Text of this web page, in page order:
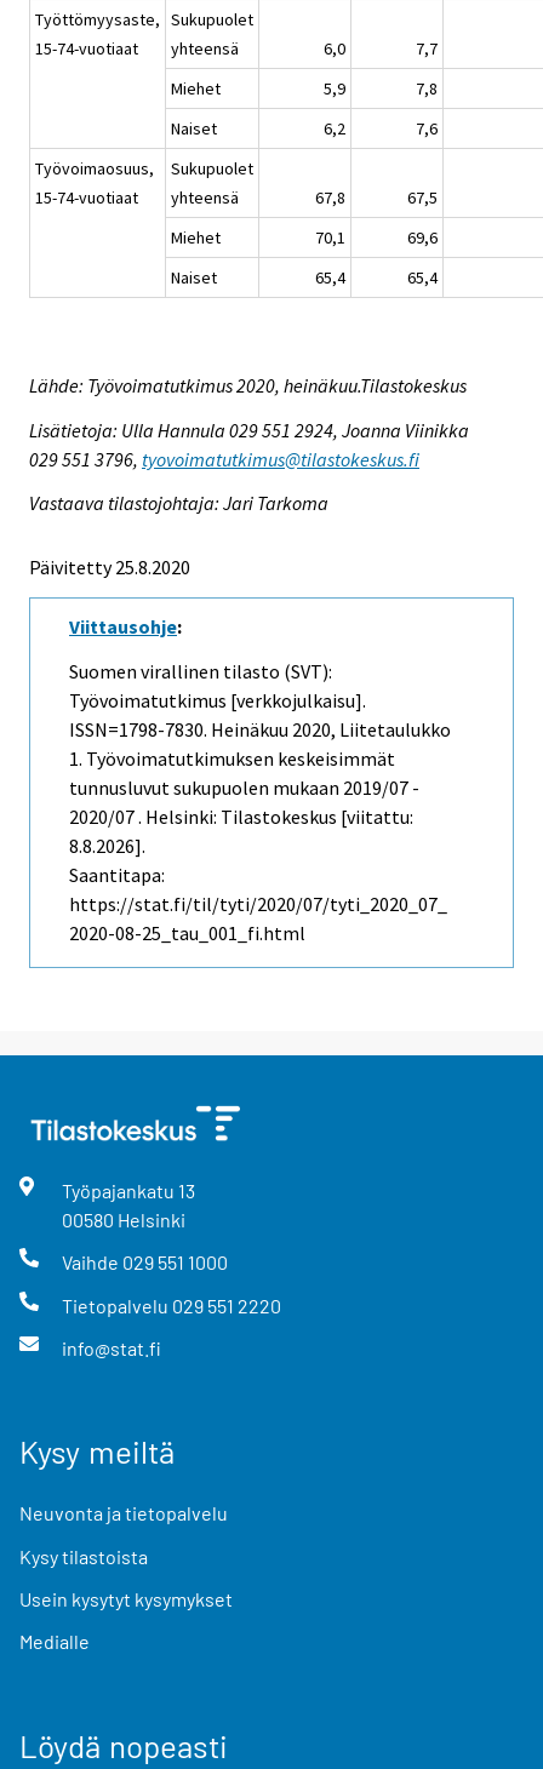
Työttömyysaste,
15-74-vuotiaat
Sukupuolet
yhteensä
6,0
7,7
Miehet
5,9
7,8
Naiset
6,2
7,6
Työvoimaosuus,
15-74-vuotiaat
Sukupuolet
yhteensä
67,8
67,5
Miehet
70,1
69,6
Naiset
65,4 65,4
Lähde: Työvoimatutkimus 2020, heinäkuu.Tilastokeskus
Lisätietoja: Ulla Hannula 029 551 2924, Joanna Viinikka
029 551 3796, tyovoimatutkimus@tilastokeskus.fi
Vastaava tilastojohtaja: Jari Tarkoma
Päivitetty 25.8.2020
Viittausohje:
Suomen virallinen tilasto (SVT):
Työvoimatutkimus [verkkojulkaisu].
ISSN=1798-7830. Heinäkuu 2020, Liitetaulukko
1. Työvoimatutkimuksen keskeisimmät
tunnusluvut sukupuolen mukaan 2019/07 -
2020/07 . Helsinki: Tilastokeskus [viitattu:
8.8.2026].
Saantitapa:
https://stat.fi/til/tyti/2020/07/tyti_2020_07_
2020-08-25_tau_001_fi.html
Työpajankatu 13
00580 Helsinki
Vaihde 029 551 1000
Tietopalvelu 029 551 2220
info@stat.fi
Kysy meiltä
Neuvonta ja tietopalvelu
Kysy tilastoista
Usein kysytyt kysymykset
Medialle
Löydä nopeasti